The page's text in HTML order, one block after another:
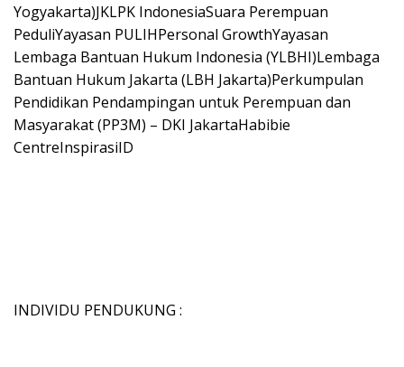
Yogyakarta)JKLPK IndonesiaSuara Perempuan
PeduliYayasan PULIHPersonal GrowthYayasan
Lembaga Bantuan Hukum Indonesia (YLBHI)Lembaga
Bantuan Hukum Jakarta (LBH Jakarta)Perkumpulan
Pendidikan Pendampingan untuk Perempuan dan
Masyarakat (PP3M) – DKI JakartaHabibie
CentreInspirasiID
INDIVIDU PENDUKUNG :